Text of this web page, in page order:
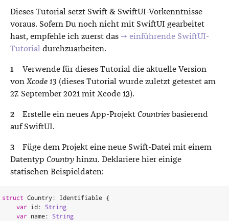
Dieses Tutorial setzt Swift & SwiftUI-Vorkenntnisse
voraus. Sofern Du noch nicht mit SwiftUI gearbeitet
hast, empfehle ich zuerst das → einführende SwiftUI-
Tutorial durchzuarbeiten.
Verwende für dieses Tutorial die aktuelle Version
von Xcode 13 (dieses Tutorial wurde zuletzt getestet am
27. September 2021 mit Xcode 13).
Erstelle ein neues App-Projekt Countries basierend
auf SwiftUI.
Füge dem Projekt eine neue Swift-Datei mit einem
Datentyp Country hinzu. Deklariere hier einige
statischen Beispieldaten:
struct Country: Identifiable {
var id: String
var name: String